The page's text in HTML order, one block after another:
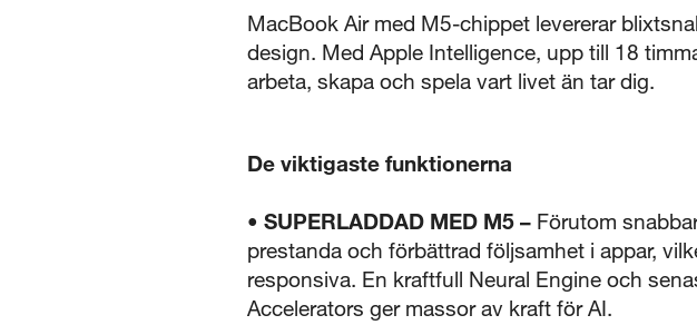
MacBook Air med M5-chippet levererar
design. Med Apple Intelligence, upp till 18
arbeta, skapa och spela vart livet än tar dig.
De viktigaste funktionerna
• SUPERLADDAD MED M5 – Förutom
prestanda och förbättrad följsamhet i appar,
responsiva. En kraftfull Neural Engine och
Accelerators ger massor av kraft för AI.